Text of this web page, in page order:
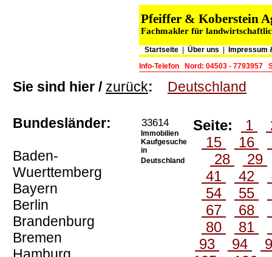
Pfeiffer & Koberstein
Fachmakler für
Startseite Über uns
Impressum
Info-Telefon
Nord: 04503 - 7793957
Sie sind hier / zurück: Deutschland
Bundesländer:
Baden-
Wuerttemberg
Bayern
Berlin
Brandenburg
Bremen
33614
Immobilien
Kaufgesuche
in
Deutschland
Seite: 1
15
16
28
29
41
42
54
55
67
68
80
81
93
94